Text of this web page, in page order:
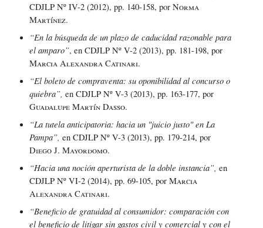
CDJLP Nº IV-2 (2012), pp. 140-158, por Norma
Martínez.
“En la búsqueda de un plazo de caducidad razonable para
el amparo”, en CDJLP Nº V-2 (2013), pp. 181-198, por
Marcia Alexandra Catinari.
“El boleto de compraventa: su oponibilidad al concurso o
quiebra”, en CDJLP Nº V-3 (2013), pp. 163-177, por
Guadalupe Martín Dasso.
“La tutela anticipatoria: hacia un "juicio justo" en La
Pampa”, en CDJLP Nº V-3 (2013), pp. 179-214, por
Diego J. Mayordomo.
“Hacia una noción aperturista de la doble instancia”, en
CDJLP Nº VI-2 (2014), pp. 69-105, por Marcia
Alexandra Catinari.
“Beneficio de gratuidad al consumidor: comparación con
el beneficio de litigar sin gastos civil y comercial y con el